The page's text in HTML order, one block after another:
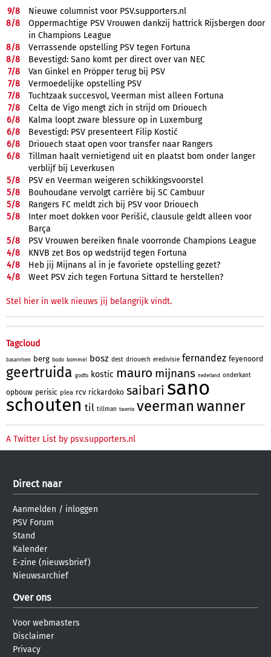
9/8
Nieuwe columnist voor PSV.supporters.nl
8/8
Oppermachtige PSV Vrouwen dankzij hattrick Rijsbergen door
in Champions League
8/8
Verrassende opstelling PSV tegen Fortuna
8/8
Bevestigd: Sano komt per direct over van NEC
7/8
Van Ginkel en Pröpper terug bij PSV
7/8
Vermoedelijke opstelling PSV
7/8
Tuchtzaak succesvol, Veerman mist alleen Fortuna
7/8
Celta de Vigo mengt zich in strijd om Driouech
6/8
Kalma loopt zware blessure op in Luxemburg
6/8
Bevestigd: PSV presenteert Filip Kostić
6/8
Driouech staat open voor transfer naar Rangers
6/8
Tillman haalt vernietigend uit en plaatst bom onder langer
verblijf bij Leverkusen
5/8
PSV en Veerman weigeren schikkingsvoorstel
5/8
Bouhoudane vervolgt carrière bij SC Cambuur
5/8
Rangers FC meldt zich bij PSV voor Driouech
5/8
Inter moet dokken voor Perišić, clausule geldt alleen voor
Barça
5/8
PSV Vrouwen bereiken finale voorronde Champions League
4/8
KNVB zet Bos op wedstrijd tegen Fortuna
4/8
Heb jij Mijnans al in je favoriete opstelling gezet?
4/8 Weet PSV zich tegen Fortuna Sittard te herstellen?
Stel hier in welk nieuws jij belangrijk vindt.
Tagcloud
basarnhem berg bodo bommel bosz dest driouech eredivisie fernandez feyenoord
geertruida godts kostic mauro mijnans nederland onderkant
opbouw perisic plea rcv rickardoko saibari sano
schouten til tillman twente veerman wanner
A Twitter List by psv.supporters.nl
Direct naar
Aanmelden / inloggen
PSV Forum
Stand
Kalender
E-zine (nieuwsbrief)
Nieuwsarchief
Over ons
Voor webmasters
Disclaimer
Privacy